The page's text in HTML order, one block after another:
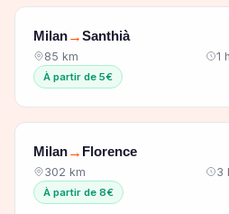
Milan→Santhià
85 km 1
À partir de 5€
Milan→ Florence
302 km 3
À partir de 8€